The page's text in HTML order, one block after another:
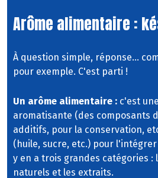
Arôme alimentaire :
À question simple, réponse...
pour exemple. C'est parti !
Un arôme alimentaire : c'est
aromatisante (des composants
additifs, pour la conservation,
(huile, sucre, etc.) pour
y en a trois grandes catégories :
naturels et les extraits.